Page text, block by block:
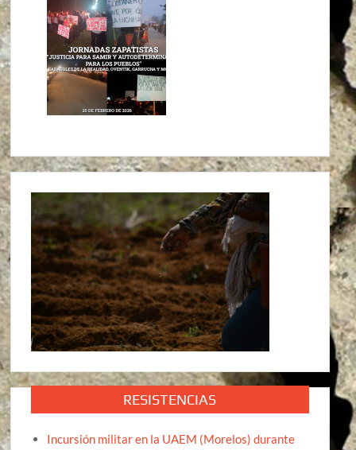
RESISTENCIAS
Incursión militar en la UAEM (Morelos) durante